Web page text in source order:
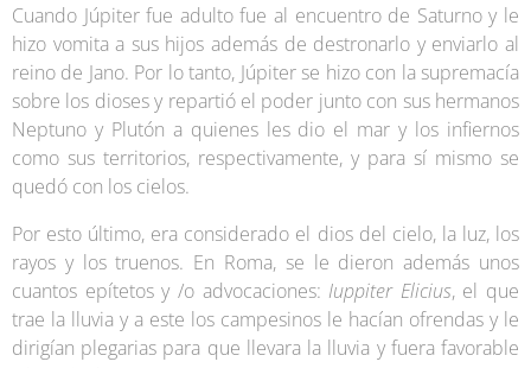
Cuando Júpiter fue adulto fue al encuentro de Saturno y le
hizo vomita a sus hijos además de destronarlo y enviarlo al
reino de Jano. Por lo tanto, Júpiter se hizo con la supremacía
sobre los dioses y repartió el poder junto con sus hermanos
Neptuno y Plutón a quienes les dio el mar y los infiernos
como sus territorios, respectivamente, y para sí mismo se
quedó con los cielos.
Por esto último, era considerado el dios del cielo, la luz, los
rayos y los truenos. En Roma, se le dieron además unos
cuantos epítetos y /o advocaciones: Iuppiter Elicius, el que
trae la lluvia y a este los campesinos le hacían ofrendas y le
dirigían plegarias para que llevara la lluvia y fuera favorable